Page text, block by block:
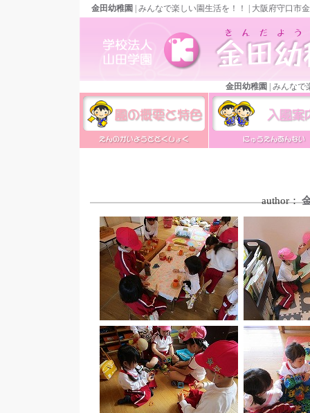
金田幼稚園 | みんなで楽しい園生活を！！ | 大阪府守口市
金田幼稚園 | みんな
author：